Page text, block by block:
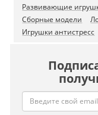
Развивающие
Сборные модели
Игрушки антистресс